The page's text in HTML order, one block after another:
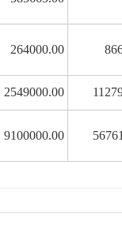
264000.00
2549000.00
9100000.00